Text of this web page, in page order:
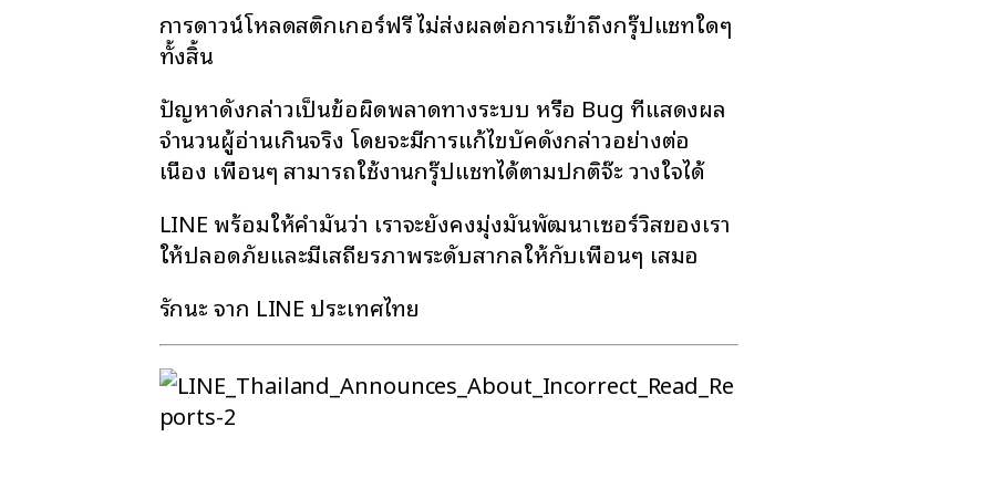
การดาวน์โหลดสติกเกอร์ฟรี ไม่ส่งผลต่อการเข้าถึงกรุ๊ปแชทใดๆ
ทั้งสิ้น
ปัญหาดังกล่าวเป็นข้อผิดพลาดทางระบบ หรือ Bug ที่แสดงผล
จำนวนผู้อ่านเกินจริง โดยจะมีการแก้ไขบัคดังกล่าวอย่างต่อ
เนื่อง เพื่อนๆ สามารถใช้งานกรุ๊ปแชทได้ตามปกติจ๊ะ วางใจได้
LINE พร้อมให้คำมั่นว่า เราจะยังคงมุ่งมั่นพัฒนาเซอร์วิสของเรา
ให้ปลอดภัยและมีเสถียรภาพระดับสากลให้กับเพื่อนๆ เสมอ
รักนะ จาก LINE ประเทศไทย